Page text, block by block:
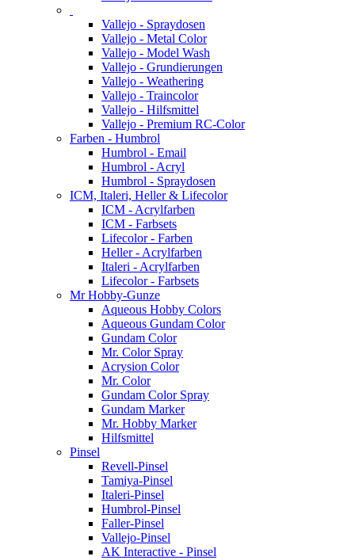
Vallejo - Spraydosen
Vallejo - Metal Color
Vallejo - Model Wash
Vallejo - Grundierungen
Vallejo - Weathering
Vallejo - Traincolor
Vallejo - Hilfsmittel
Vallejo - Premium RC-Color
Farben - Humbrol
Humbrol - Email
Humbrol - Acryl
Humbrol - Spraydosen
ICM, Italeri, Heller & Lifecolor
ICM - Acrylfarben
ICM - Farbsets
Lifecolor - Farben
Heller - Acrylfarben
Italeri - Acrylfarben
Lifecolor - Farbsets
Mr Hobby-Gunze
Aqueous Hobby Colors
Aqueous Gundam Color
Gundam Color
Mr. Color Spray
Acrysion Color
Mr. Color
Gundam Color Spray
Gundam Marker
Mr. Hobby Marker
Hilfsmittel
Pinsel
Revell-Pinsel
Tamiya-Pinsel
Italeri-Pinsel
Humbrol-Pinsel
Faller-Pinsel
Vallejo-Pinsel
AK Interactive - Pinsel